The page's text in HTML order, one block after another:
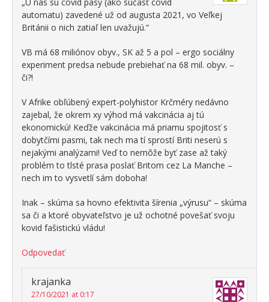
automatu) zavedené už od augusta 2021, vo Veľkej
Británii o nich zatiaľ len uvažujú.“
VB má 68 miliónov obyv., SK až 5 a pol – ergo sociálny
experiment predsa nebude prebiehať na 68 mil. obyv. –
či?!
V Afrike obľúbený expert-polyhistor Krčméry nedávno
zajebal, že okrem xy výhod má vakcinácia aj tú
ekonomickú! Keďže vakcinácia má priamu spojitosť s
dobytčími pasmi, tak nech ma tí sprostí Briti neserú s
nejakými analýzami! Veď to nemôže byť zase až taký
problém to tlsté prasa poslať Britom cez La Manche –
nech im to vysvetlí sám doboha!
Inak – skúma sa hovno efektivita šírenia „výrusu“ – skúma
sa či a ktoré obyvateľstvo je už ochotné povešať svoju
kovid fašistickú vládu!
Odpovedať
krajanka
27/10/2021 at 0:17